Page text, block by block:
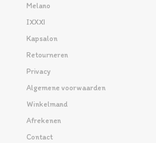
Melano
IXXXI
Kapsalon
Retourneren
Privacy
Algemene voorwaarden
Winkelmand
Afrekenen
Contact